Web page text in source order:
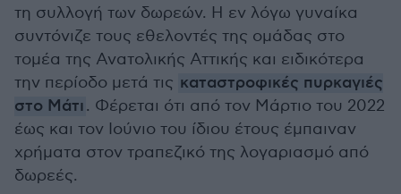
τη συλλογή των δωρεών. Η εν λόγω γυναίκα
συντόνιζε τους εθελοντές της ομάδας στο
τομέα της Ανατολικής Αττικής και ειδικότερα
την περίοδο μετά τις καταστροφικές πυρκαγιές
στο Μάτι. Φέρεται ότι από τον Μάρτιο του 2022
έως και τον Ιούνιο του ίδιου έτους έμπαιναν
χρήματα στον τραπεζικό της λογαριασμό από
δωρεές.